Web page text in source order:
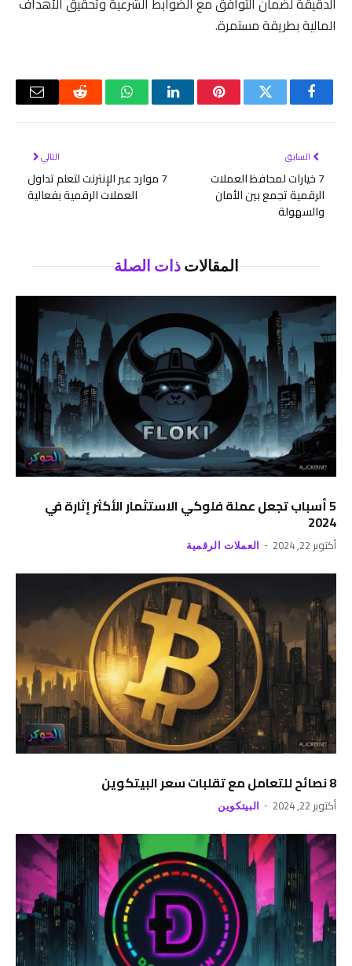
المالية بطريقة مستمرة.
فيسبوكتويتر بينتيريستلينكدإن واتسابرديت
البريد
السابق
7 خيارات لمحافظ العملات
الرقمية تجمع بين الأمان
والسهولة
التالي
7 موارد عبر الإنترنت لتعلم تداول
العملات الرقمية بفعالية
المقالاتذات الصلة
5 أسباب تجعل عملة فلوكي الاستثمار الأكثر إثارة في
2024
أكتوبر 22, 2024 العملات الرقمية
8 نصائح للتعامل مع تقلبات سعر البيتكوين
أكتوبر 22, 2024 البيتكوين